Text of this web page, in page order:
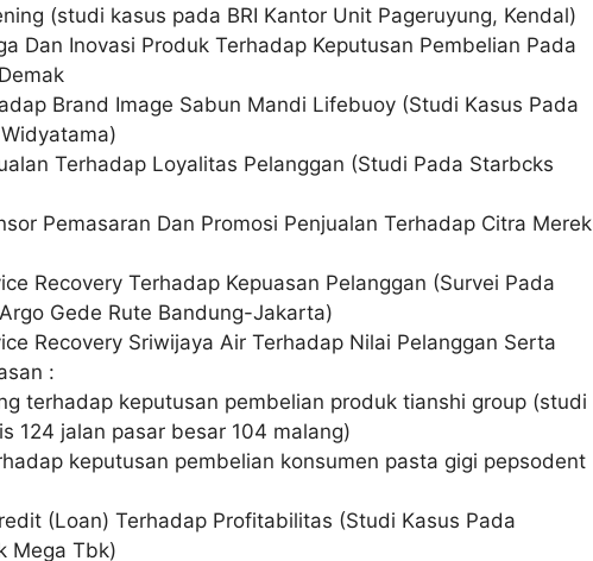
(studi kasus pada BRI Kantor Unit Pageruyung, Kendal)
Dan Inovasi Produk Terhadap Keputusan Pembelian Pada
Brand Image Sabun Mandi Lifebuoy (Studi Kasus Pada
Terhadap Loyalitas Pelanggan (Studi Pada Starbcks
Pemasaran Dan Promosi Penjualan Terhadap Citra Merek
Recovery Terhadap Kepuasan Pelanggan (Survei Pada
Gede Rute Bandung-Jakarta)
Recovery Sriwijaya Air Terhadap Nilai Pelanggan Serta
:
terhadap keputusan pembelian produk tianshi group (studi
124 jalan pasar besar 104 malang)
keputusan pembelian konsumen pasta gigi pepsodent
(Loan) Terhadap Profitabilitas (Studi Kasus Pada
Mega Tbk)